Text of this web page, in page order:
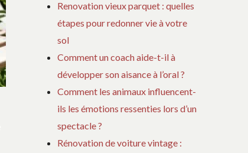
Renovation vieux parquet : quelles
étapes pour redonner vie à votre
sol
Comment un coach aide-t-il à
développer son aisance à l’oral ?
Comment les animaux influencent-
ils les émotions ressenties lors d’un
spectacle ?
Rénovation de voiture vintage :